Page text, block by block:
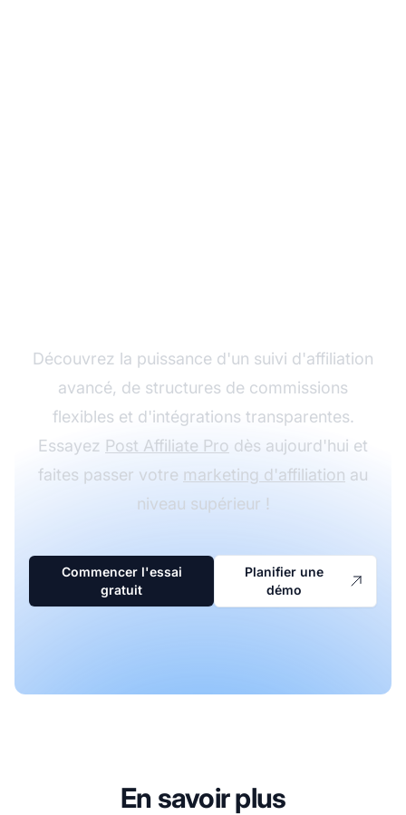
Découvrez la puissance d'un suivi d'affiliation
avancé, de structures de commissions
flexibles et d'intégrations transparentes.
Essayez Post Affiliate Pro dès aujourd'hui et
faites passer votre marketing d'affiliation au
niveau supérieur !
Commencer l'essai
gratuit
Planifier une
démo
En savoir plus